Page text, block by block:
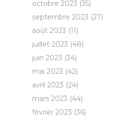
octobre 2023 (35)
septembre 2023 (27)
août 2023 (11)
juillet 2023 (48)
juin 2023 (34)
mai 2023 (42)
avril 2023 (24)
mars 2023 (44)
février 2023 (36)